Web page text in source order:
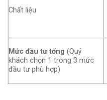
Chất liệu
Mức đầu tư tổng (Quý
khách chọn 1 trong 3 mức
đầu tư phù hợp)